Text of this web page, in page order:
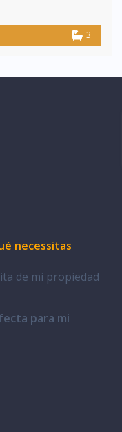
3
necessitas
de mi propiedad
para mi